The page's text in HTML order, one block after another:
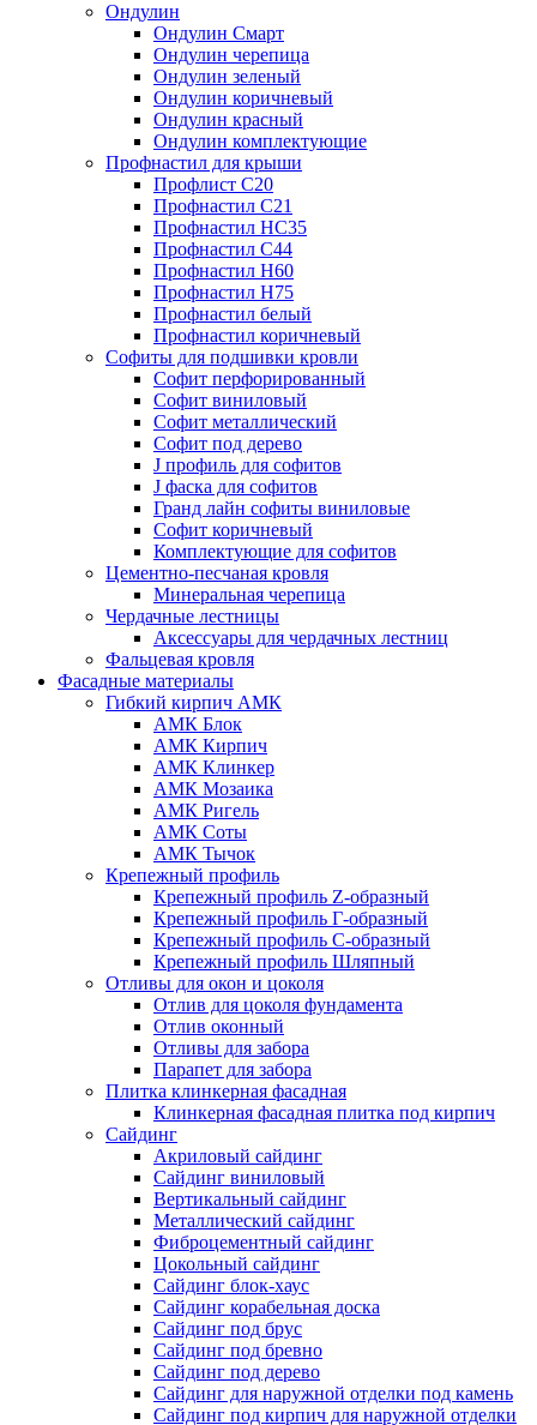
Ондулин
Ондулин Смарт
Ондулин черепица
Ондулин зеленый
Ондулин коричневый
Ондулин красный
Ондулин комплектующие
Профнастил для крыши
Профлист С20
Профнастил С21
Профнастил НС35
Профнастил С44
Профнастил Н60
Профнастил Н75
Профнастил белый
Профнастил коричневый
Софиты для подшивки кровли
Cофит перфорированный
Софит виниловый
Софит металлический
Софит под дерево
J профиль для софитов
J фаска для софитов
Гранд лайн софиты виниловые
Софит коричневый
Комплектующие для софитов
Цементно-песчаная кровля
Минеральная черепица
Чердачные лестницы
Аксессуары для чердачных лестниц
Фальцевая кровля
Фасадные материалы
Гибкий кирпич АМК
АМК Блок
АМК Кирпич
АМК Клинкер
АМК Мозаика
АМК Ригель
АМК Соты
АМК Тычок
Крепежный профиль
Крепежный профиль Z-образный
Крепежный профиль Г-образный
Крепежный профиль С-образный
Крепежный профиль Шляпный
Отливы для окон и цоколя
Отлив для цоколя фундамента
Отлив оконный
Отливы для забора
Парапет для забора
Плитка клинкерная фасадная
Клинкерная фасадная плитка под кирпич
Сайдинг
Акриловый сайдинг
Сайдинг виниловый
Вертикальный сайдинг
Металлический сайдинг
Фиброцементный сайдинг
Цокольный сайдинг
Сайдинг блок-хаус
Сайдинг корабельная доска
Сайдинг под брус
Сайдинг под бревно
Сайдинг под дерево
Сайдинг для наружной отделки под камень
Сайдинг под кирпич для наружной отделки